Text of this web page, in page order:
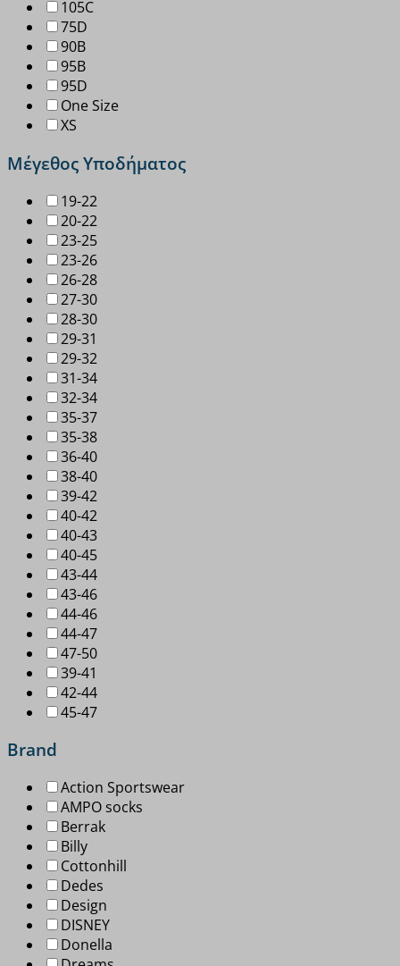
105C
75D
90B
95B
95D
One Size
XS
Μέγεθος Υποδήματος
19-22
20-22
23-25
23-26
26-28
27-30
28-30
29-31
29-32
31-34
32-34
35-37
35-38
36-40
38-40
39-42
40-42
40-43
40-45
43-44
43-46
44-46
44-47
47-50
39-41
42-44
45-47
Brand
Action Sportswear
AMPO socks
Berrak
Billy
Cottonhill
Dedes
Design
DISNEY
Donella